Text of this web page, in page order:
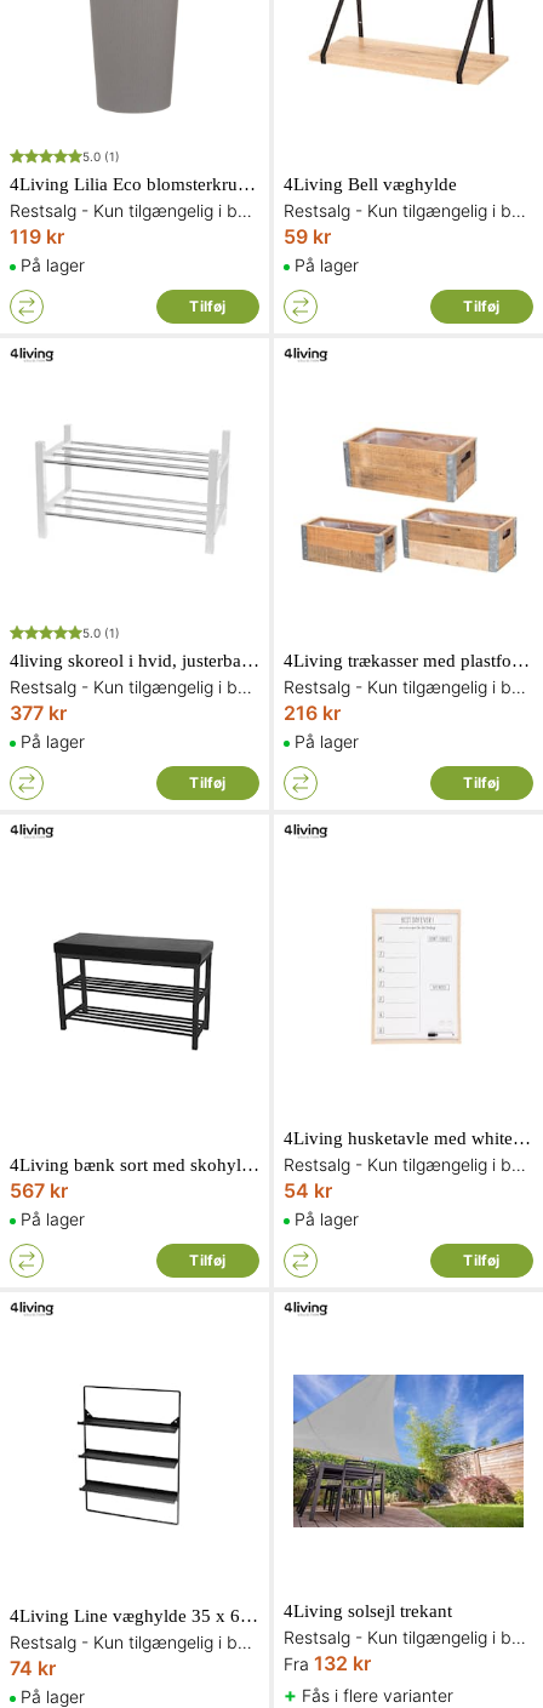
5.0 (1)
4Living Lilia Eco blomsterkrukke lys grå 30 x 30 x 57 cm
Restsalg - Kun tilgængelig i begrænset antal og så længe lager haves
119 kr
På lager
Tilføj
4Living Bell væghylde
Restsalg - Kun tilgængelig i begrænset antal og så længe lager haves
59 kr
På lager
Tilføj
5.0 (1)
4living skoreol i hvid, justerbar 57-100 cm
Restsalg - Kun tilgængelig i begrænset antal og så længe lager haves
377 kr
På lager
Tilføj
4Living trækasser med plastforing 3 dele
Restsalg - Kun tilgængelig i begrænset antal og så længe lager haves
216 kr
På lager
Tilføj
4Living bænk sort med skohylde 80 x 30 x 51 cm
567 kr
På lager
Tilføj
4Living husketavle med whiteboard 40 x 60 cm
Restsalg - Kun tilgængelig i begrænset antal og så længe lager haves
54 kr
På lager
Tilføj
4Living Line væghylde 35 x 6 x 50 cm
Restsalg - Kun tilgængelig i begrænset antal og så længe lager haves
74 kr
På lager
4Living solsejl trekant
Restsalg - Kun tilgængelig i begrænset antal og så længe lager haves
Fra 132 kr
+ Fås i flere varianter